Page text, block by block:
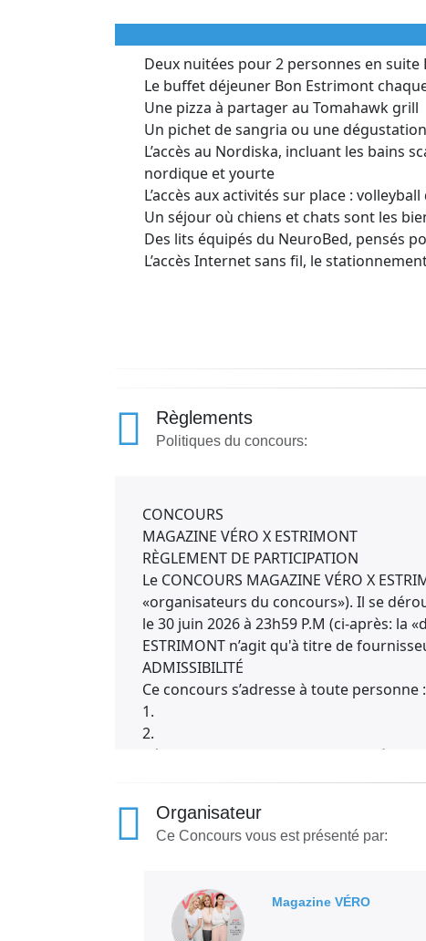
Deux nuitées pour 2 personnes en
Le buffet déjeuner Bon Estrimont
Une pizza à partager au Tomahawk grill
Un pichet de sangria ou une
L’accès au Nordiska, incluant les bains
nordique et yourte
L’accès aux activités sur place :
Un séjour où chiens et chats sont les
Des lits équipés du NeuroBed, pensés
L’accès Internet sans fil, le
Règlements
Politiques du concours:
CONCOURS
MAGAZINE VÉRO X ESTRIMONT
RÈGLEMENT DE PARTICIPATION
Le CONCOURS MAGAZINE VÉRO X
«organisateurs du concours»). Il se
le 30 juin 2026 à 23h59 P.M (ci-après: la
ESTRIMONT n’agit qu'à titre de
ADMISSIBILITÉ
Ce concours s’adresse à toute personne :
1.
2.
Résidant au Canada ayant atteint l’âge
partenaires, des marchands
services reliés au présent concours ou
avec lesquelles ces employés,
COMMENT PARTICIPER
Organisateur
Ce Concours vous est présenté par:
Magazine VÉRO